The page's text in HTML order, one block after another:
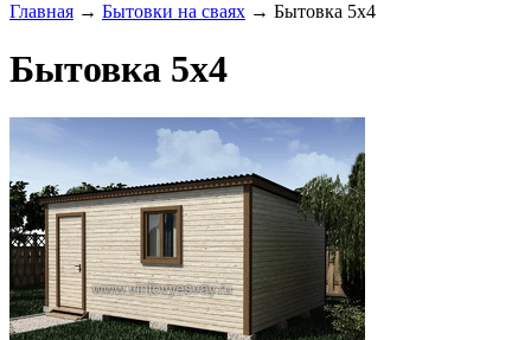
Главная → Бытовки на сваях → Бытовка 5х4
Бытовка 5х4